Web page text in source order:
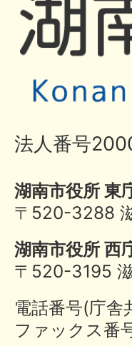
法人番号
湖南市役所 東
〒520-3288
湖南市役所 西
〒520-3195
電話番号(庁
ファックス番